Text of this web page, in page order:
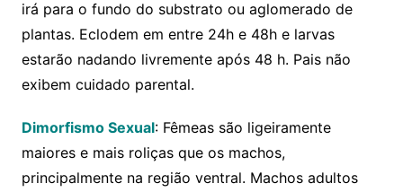
irá para o fundo do substrato ou aglomerado de
plantas. Eclodem em entre 24h e 48h e larvas
estarão nadando livremente após 48 h. Pais não
exibem cuidado parental.
Dimorfismo Sexual: Fêmeas são ligeiramente
maiores e mais roliças que os machos,
principalmente na região ventral. Machos adultos